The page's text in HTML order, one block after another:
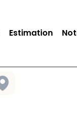
Estimation